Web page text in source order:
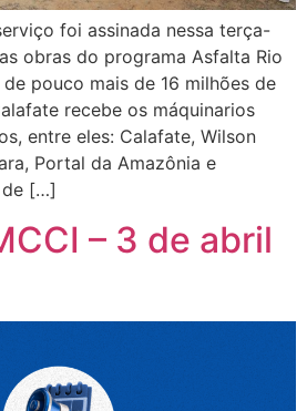
foi assinada nessa terça-
obras do programa Asfalta Rio
pouco mais de 16 milhões de
recebe os máquinarios
entre eles: Calafate, Wilson
Portal da Amazônia e
de […]
– 3 de abril